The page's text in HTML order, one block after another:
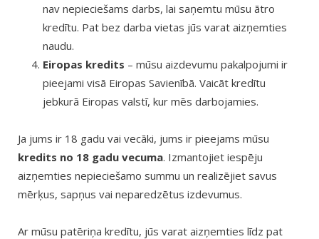
nav nepieciešams darbs, lai saņemtu mūsu ātro
kredītu. Pat bez darba vietas jūs varat aizņemties
naudu.
Eiropas kredits – mūsu aizdevumu pakalpojumi ir
pieejami visā Eiropas Savienībā. Vaicāt kredītu
jebkurā Eiropas valstī, kur mēs darbojamies.
Ja jums ir 18 gadu vai vecāki, jums ir pieejams mūsu
kredits no 18 gadu vecuma. Izmantojiet iespēju
aizņemties nepieciešamo summu un realizējiet savus
mērķus, sapņus vai neparedzētus izdevumus.
Ar mūsu patēriņa kredītu, jūs varat aizņemties līdz pat